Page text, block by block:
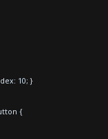
10; }
{